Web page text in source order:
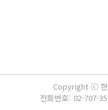
Copyright ⓒ
전화번호: 02-707-